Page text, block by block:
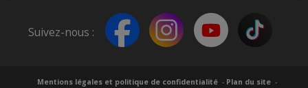
Suivez-nous :
Mentions légales et politique de confidentialité Plan du site